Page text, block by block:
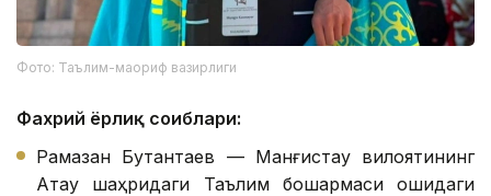
Фото: Таълим-маориф вазирлиги
Фахрий ёрлиқ соҳиблари:
Рамазан Бутантаев — Манғистау вилоятининг
Ақтау шаҳридаги Таълим бошқармаси қошидаги